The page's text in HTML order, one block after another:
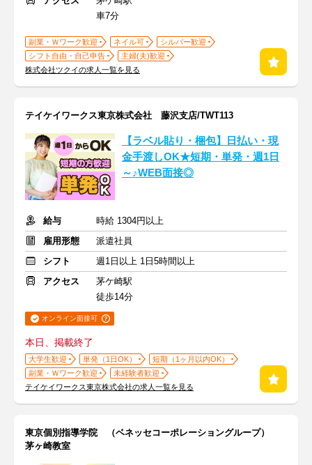
車7分
副業・Ｗワーク歓迎 ネイル可
シルバー歓迎
シフト自由・自己申告
主婦(夫)歓迎
株式会社ツクイの求人一覧を見る
テイケイワークス東京株式会社 藤沢支店/TWT113
【ラベル貼り・梱包】日払い・現
金手渡しOK★短期・単発・週1日
～♪WEB面接◎
給与
時給 1304円以上
雇用形態
派遣社員
シフト
週1日以上 1日5時間以上
アクセス
茅ケ崎駅
徒歩14分
オンライン面接可
本日、掲載終了
大学生歓迎 単発（1日OK）
短期（1ヶ月以内OK）
副業・Ｗワーク歓迎
未経験者歓迎
テイケイワークス東京株式会社の求人一覧を見る
東京個別指導学院 （ベネッセコーポレーショングループ）
茅ヶ崎教室